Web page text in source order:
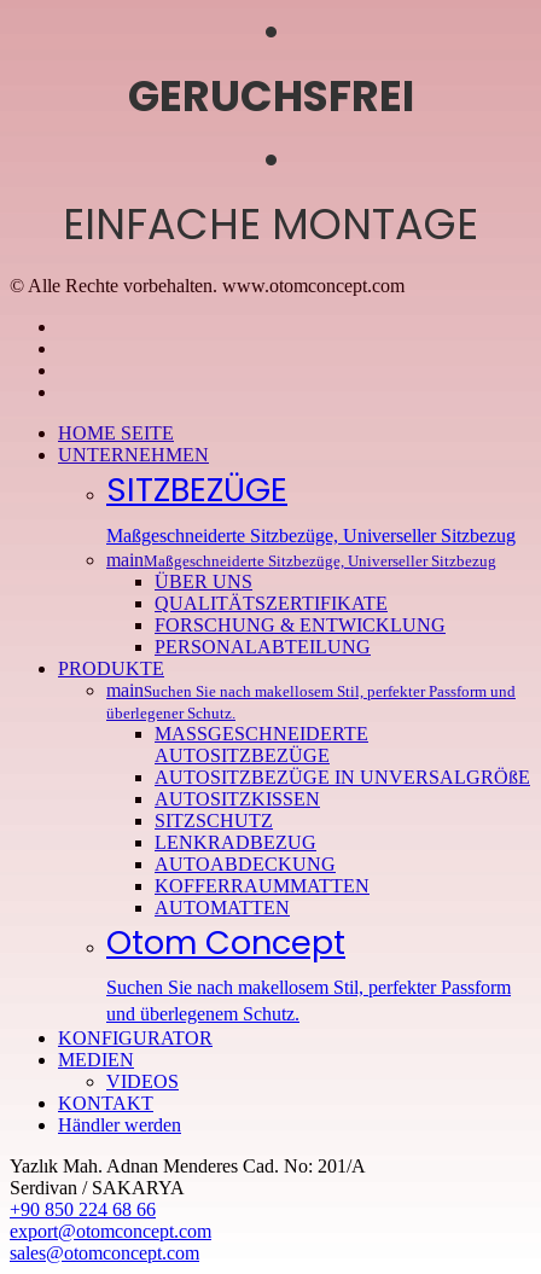
•
GERUCHSFREI
•
EINFACHE MONTAGE
© Alle Rechte vorbehalten. www.otomconcept.com
Close
Menu
HOME SEITE
UNTERNEHMEN
SITZBEZÜGE
Maßgeschneiderte Sitzbezüge, Universeller Sitzbezug
mainMaßgeschneiderte Sitzbezüge, Universeller Sitzbezug
ÜBER UNS
QUALITÄTSZERTIFIKATE
FORSCHUNG & ENTWICKLUNG
PERSONALABTEILUNG
PRODUKTE
mainSuchen Sie nach makellosem Stil, perfekter Passform und
überlegener Schutz.
MASSGESCHNEIDERTE
AUTOSITZBEZÜGE
AUTOSITZBEZÜGE IN UNVERSALGRÖßE
AUTOSITZKISSEN
SITZSCHUTZ
LENKRADBEZUG
AUTOABDECKUNG
KOFFERRAUMMATTEN
AUTOMATTEN
Otom Concept
Suchen Sie nach makellosem Stil, perfekter Passform
und überlegenem Schutz.
KONFIGURATOR
MEDIEN
VIDEOS
KONTAKT
Händler werden
Yazlık Mah. Adnan Menderes Cad. No: 201/A
Serdivan / SAKARYA
+90 850 224 68 66
export@otomconcept.com
sales@otomconcept.com